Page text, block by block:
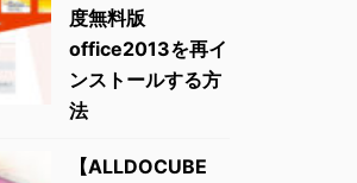
度無料版
office2013を再イ
ンストールする方
法
【ALLDOCUBE